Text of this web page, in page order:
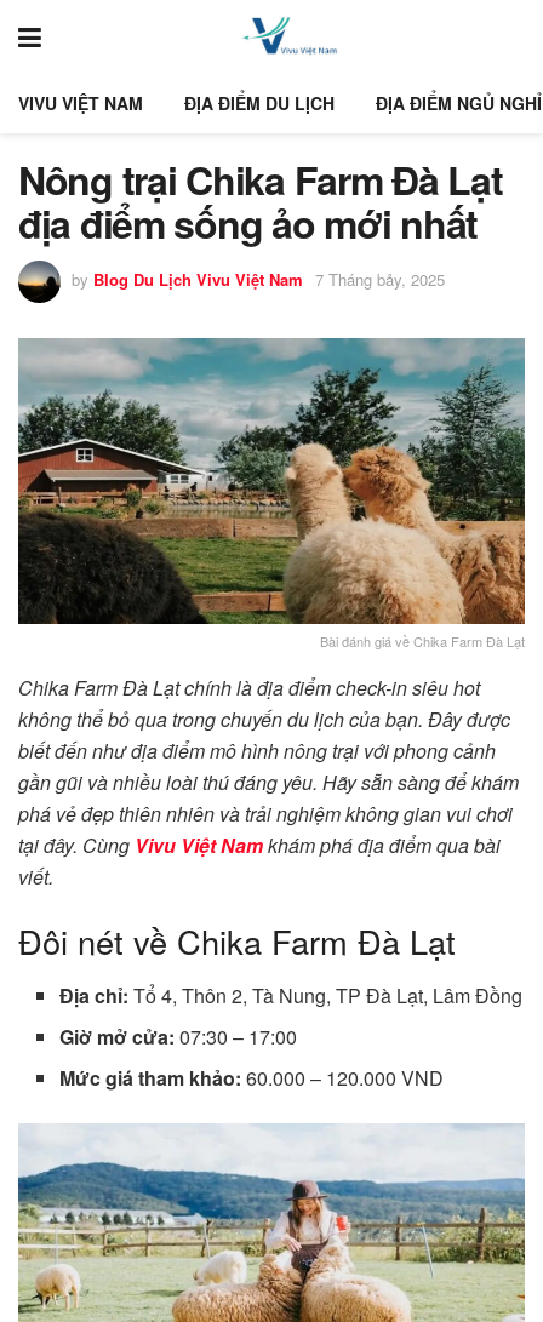
VIVU VIỆT NAM ĐỊA ĐIỂM DU LỊCH ĐỊA ĐIỂM NGỦ NGHỈ
Nông trại Chika Farm Đà Lạt
địa điểm sống ảo mới nhất
by Blog Du Lịch Vivu Việt Nam 7 Tháng bảy, 2025
Bài đánh giá về Chika Farm Đà Lạt
Chika Farm Đà Lạt chính là địa điểm check-in siêu hot
không thể bỏ qua trong chuyến du lịch của bạn. Đây được
biết đến như địa điểm mô hình nông trại với phong cảnh
gần gũi và nhiều loài thú đáng yêu. Hãy sẵn sàng để khám
phá vẻ đẹp thiên nhiên và trải nghiệm không gian vui chơi
tại đây. Cùng Vivu Việt Namkhám phá địa điểm qua bài
viết.
Đôi nét về Chika Farm Đà Lạt
Địa chỉ: Tổ 4, Thôn 2, Tà Nung, TP Đà Lạt, Lâm Đồng
Giờ mở cửa: 07:30 – 17:00
Mức giá tham khảo: 60.000 – 120.000 VND